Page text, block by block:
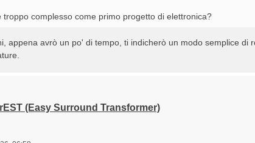
troppo complesso come primo progetto di elettronica?
appena avrò un po' di tempo, ti indicherò un modo semplice di
(Easy Surround Transformer)